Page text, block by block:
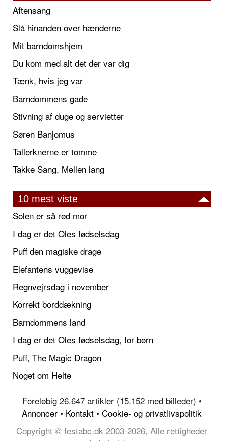
Aftensang
Slå hinanden over hænderne
Mit barndomshjem
Du kom med alt det der var dig
Tænk, hvis jeg var
Barndommens gade
Stivning af duge og servietter
Søren Banjomus
Tallerknerne er tomme
Takke Sang, Mellen lang
10 mest viste
Solen er så rød mor
I dag er det Oles fødselsdag
Puff den magiske drage
Elefantens vuggevise
Regnvejrsdag i november
Korrekt borddækning
Barndommens land
I dag er det Oles fødselsdag, for børn
Puff, The Magic Dragon
Noget om Helte
Foreløbig 26.647 artikler (15.152 med billeder) •
Annoncer • Kontakt • Cookie- og privatlivspolitik
Copyright © festabc.dk 2003-2026, Alle rettigheder